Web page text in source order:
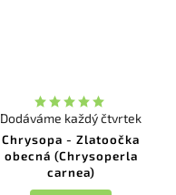
Chrysopa - Zlatoočka
obecná (Chrysoperla
carnea)
Dodáváme každý čtvrtek